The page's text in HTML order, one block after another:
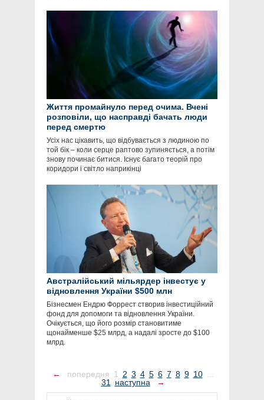
Життя промайнуло перед очима. Вчені
розповіли, що насправді бачать люди
перед смертю
Усіх нас цікавить, що відбувається з людиною по
той бік – коли серце раптово зупиняється, а потім
знову починає битися. Існує багато теорій про
коридори і світло наприкінці
Австралійський мільярдер інвестує у
відновлення України $500 млн
Бізнесмен Ендрю Форрест створив інвестиційний
фонд для допомоги та відновлення України.
Очікується, що його розмір становитиме
щонайменше $25 млрд, а надалі зросте до $100
млрд.
← попередня 1 2 3 4 5 6 7 8 9 10 ...
31 наступна →